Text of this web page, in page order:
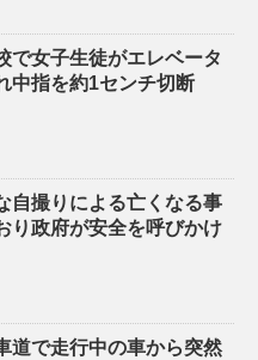
で女子生徒がエレベータ
中指を約1センチ切断
自撮りによる亡くなる事
り政府が安全を呼びかけ
道で走行中の車から突然